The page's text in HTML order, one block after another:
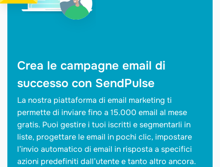
Crea le campagne email di
successo con SendPulse
La nostra piattaforma di email marketing ti
permette di inviare fino a 15.000 email al mese
gratis. Puoi gestire i tuoi iscritti e segmentarli in
liste, progettare le email in pochi clic, impostare
l’invio automatico di email in risposta a specifici
azioni predefiniti dall’utente e tanto altro ancora.